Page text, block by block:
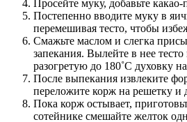
Просейте муку, добавьте
Постепенно вводите муку в
перемешивая тесто, чтобы
Смажьте маслом и слегка
запекания. Вылейте в нее
разогретую до 180˚С духовку
После выпекания извлеките
переложите корж на решетку и
Пока корж остывает,
сотейнике смешайте желток